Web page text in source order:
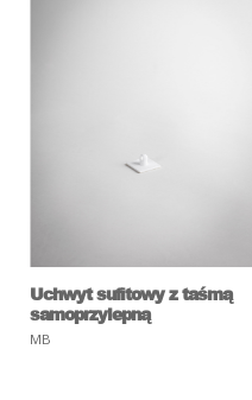
Uchwyt sufitowy z taśmą
samoprzylepną
MB